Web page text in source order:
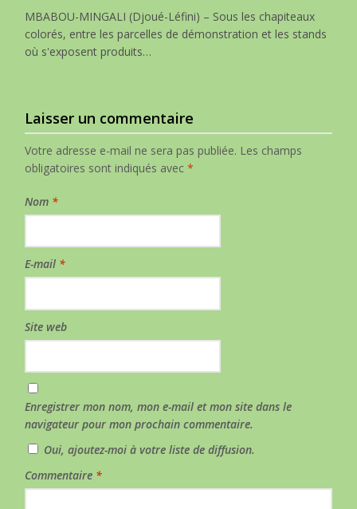
MBABOU-MINGALI (Djoué-Léfini) – Sous les chapiteaux
colorés, entre les parcelles de démonstration et les stands
où s'exposent produits…
Laisser un commentaire
Votre adresse e-mail ne sera pas publiée. Les champs
obligatoires sont indiqués avec*
Nom *
E-mail *
Site web
Enregistrer mon nom, mon e-mail et mon site dans le
navigateur pour mon prochain commentaire.
Oui, ajoutez-moi à votre liste de diffusion.
Commentaire *